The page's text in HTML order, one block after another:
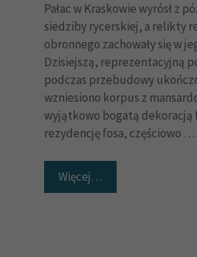
Pałac w Kraskowie wyrósł z
siedziby rycerskiej, a relikty
obronnego zachowały się w
Dzisiejszą, reprezentacyjną
podczas przebudowy
wzniesiono korpus z
wyjątkowo bogatą dekoracją
rezydencję fosa, częściowo …
Więcej…